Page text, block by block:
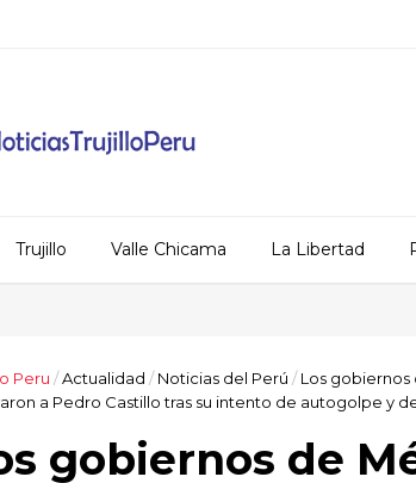
Trujillo Valle Chicama La Libertad
Peru /Actualidad / Noticias del Perú / Los gobiernos
a Pedro Castillo tras su intento de autogolpe y
gobiernos de